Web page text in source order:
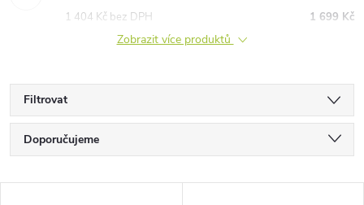
1 699 Kč
1 404 Kč bez DPH
Zobrazit více produktů
Filtrovat
Ř
a
Doporučujeme